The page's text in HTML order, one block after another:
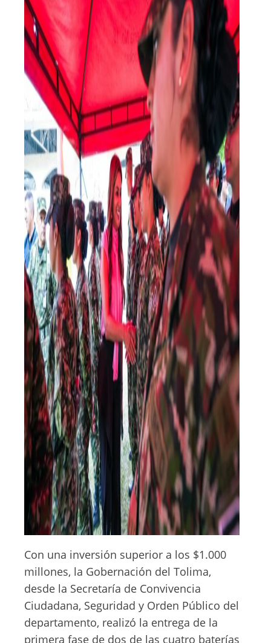
Con una inversión superior a los $1.000
millones, la Gobernación del Tolima,
desde la Secretaría de Convivencia
Ciudadana, Seguridad y Orden Público del
departamento, realizó la entrega de la
primera fase de dos de las cuatro baterías